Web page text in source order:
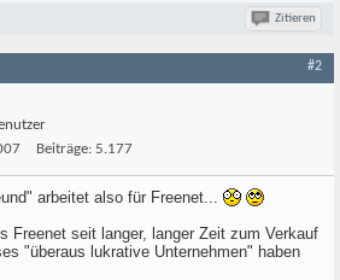
Zitieren
#2
Beiträge: 5.177
arbeitet also für Freenet...
Freenet seit langer, langer Zeit zum Verkauf
"überaus lukrative Unternehmen" haben